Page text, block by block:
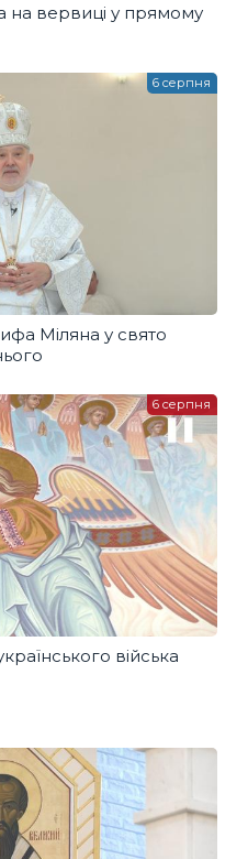
на вервиці у прямому
Міляна у свято
6 серпня
війська
6 серпня